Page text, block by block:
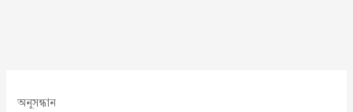
অনুসন্ধান